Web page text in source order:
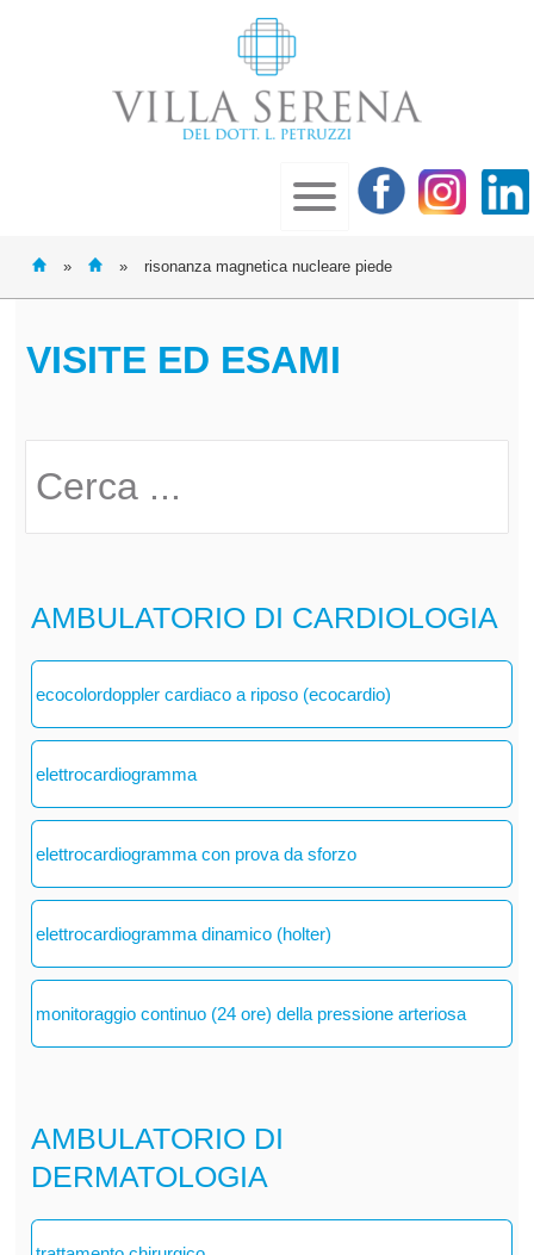
» » risonanza magnetica nucleare piede
VISITE ED ESAMI
AMBULATORIO DI CARDIOLOGIA
ecocolordoppler cardiaco a riposo (ecocardio)
elettrocardiogramma
elettrocardiogramma con prova da sforzo
elettrocardiogramma dinamico (holter)
monitoraggio continuo (24 ore) della pressione arteriosa
AMBULATORIO DI
DERMATOLOGIA